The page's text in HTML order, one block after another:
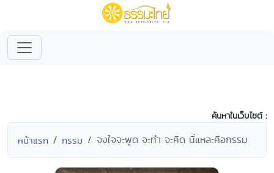
ค้นหาในเว็บไซต์ :
หน้าแรก กรรม จงใจจะพูด จะทำ จะคิด นี่แหละคือกรรม